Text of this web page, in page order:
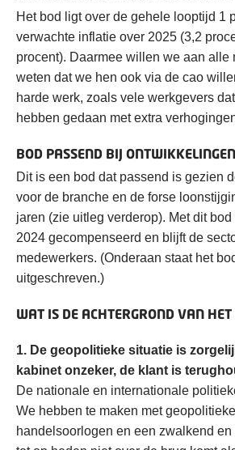
Het bod ligt over de gehele looptijd 1
verwachte inflatie over 2025 (3,2
procent). Daarmee willen we aan alle
weten dat we hen ook via de cao
harde werk, zoals vele werkgevers
hebben gedaan met extra
BOD PASSEND BIJ
Dit is een bod dat passend is gezien
voor de branche en de forse
jaren (zie uitleg verderop). Met dit
2024 gecompenseerd en blijft de
medewerkers. (Onderaan staat het
uitgeschreven.)
WAT IS DE ACHTERGROND VAN
1. De geopolitieke situatie is
kabinet onzeker, de klant is
De nationale en internationale
We hebben te maken met
handelsoorlogen en een zwalkend